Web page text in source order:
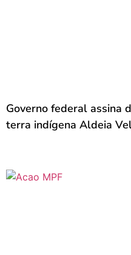
Governo federal assina
terra indígena Aldeia